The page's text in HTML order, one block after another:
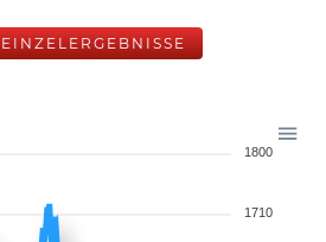
EINZELERGEBNISSE
1800
1710